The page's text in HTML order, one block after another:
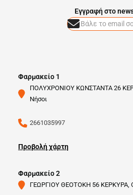
Φαρμακείο 1
ΠΟΛΥΧΡΟΝΙΟΥ ΚΩΝΣΤΑΝΤΑ 26
Νήσοι
2661035997
Προβολή χάρτη
Φαρμακείο 2
ΓΕΩΡΓΙΟΥ ΘΕΟΤΟΚΗ 56 ΚΕΡΚΥΡΑ,
Eγγραφή στο